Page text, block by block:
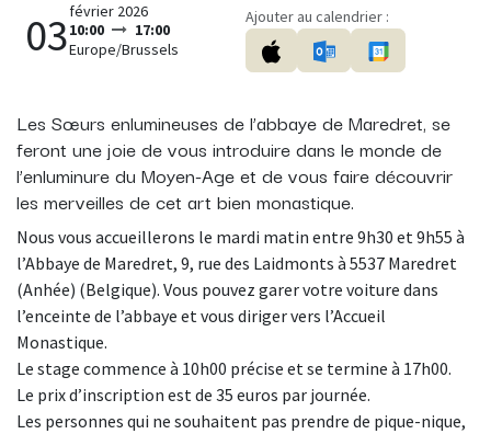
03février 2026
10:00
17:00
Europe/Brussels
Ajouter au calendrier :
Les Sœurs enlumineuses de l’abbaye de Maredret, se
feront une joie de vous introduire dans le monde de
l’enluminure du Moyen-Age et de vous faire découvrir
les merveilles de cet art bien monastique.
Nous vous accueillerons le mardi matin entre 9h30 et 9h55 à
l’Abbaye de Maredret, 9, rue des Laidmonts à 5537 Maredret
(Anhée) (Belgique). Vous pouvez garer votre voiture dans
l’enceinte de l’abbaye et vous diriger vers l’Accueil
Monastique.
Le stage commence à 10h00 précise et se termine à 17h00.
Le prix d’inscription est de 35 euros par journée.
Les personnes qui ne souhaitent pas prendre de pique-nique,